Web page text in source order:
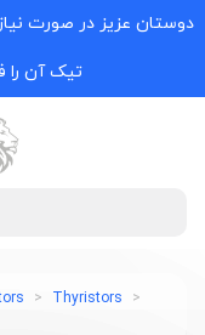
دوستان عزیز در صورت
تیک آن را
Thyristors